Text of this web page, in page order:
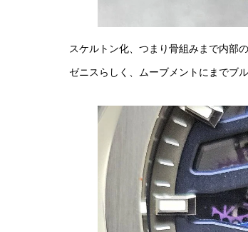
スケルトン化、つまり骨組みまで内部
ゼニスらしく、ムーブメントにまでブ